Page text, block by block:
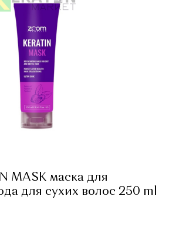
MASK маска для
для сухих волос 250 ml